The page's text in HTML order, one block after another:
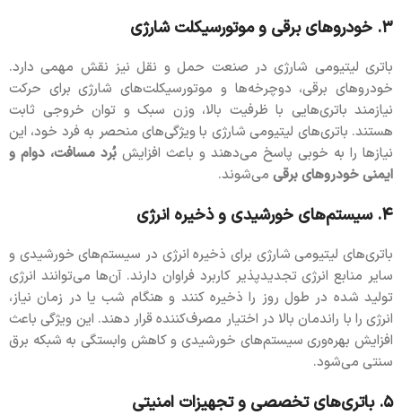
۳. خودروهای برقی و موتورسیکلت شارژی
باتری لیتیومی شارژی در صنعت حمل و نقل نیز نقش مهمی دارد.
خودروهای برقی، دوچرخه‌ها و موتورسیکلت‌های شارژی برای حرکت
نیازمند باتری‌هایی با ظرفیت بالا، وزن سبک و توان خروجی ثابت
هستند. باتری‌های لیتیومی شارژی با ویژگی‌های منحصر به فرد خود، این
نیازها را به خوبی پاسخ می‌دهند و باعث افزایش بُرد مسافت، دوام و
ایمنی خودروهای برقی می‌شوند.
۴. سیستم‌های خورشیدی و ذخیره انرژی
باتری‌های لیتیومی شارژی برای ذخیره انرژی در سیستم‌های خورشیدی و
سایر منابع انرژی تجدیدپذیر کاربرد فراوان دارند. آن‌ها می‌توانند انرژی
تولید شده در طول روز را ذخیره کنند و هنگام شب یا در زمان نیاز،
انرژی را با راندمان بالا در اختیار مصرف‌کننده قرار دهند. این ویژگی باعث
افزایش بهره‌وری سیستم‌های خورشیدی و کاهش وابستگی به شبکه برق
سنتی می‌شود.
۵. باتری‌های تخصصی و تجهیزات امنیتی